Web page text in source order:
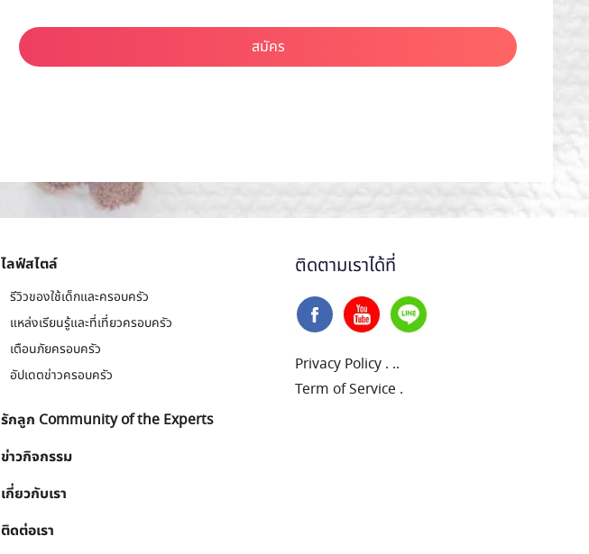
สมัคร
ไลฟ์สไตล์
รีวิวของใช้เด็กและครอบครัว
แหล่งเรียนรู้และที่เที่ยวครอบครัว
เตือนภัยครอบครัว
อัปเดตข่าวครอบครัว
รักลูก Community of the Experts
ข่าวกิจกรรม
เกี่ยวกับเรา
ติดต่อเรา
ติดตามเราได้ที่
Privacy Policy . ..
Term of Service .